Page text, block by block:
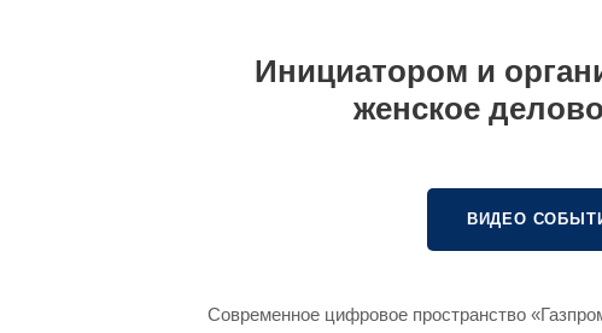
Инициатором и
женское
ВИДЕО
Современное цифровое пространство